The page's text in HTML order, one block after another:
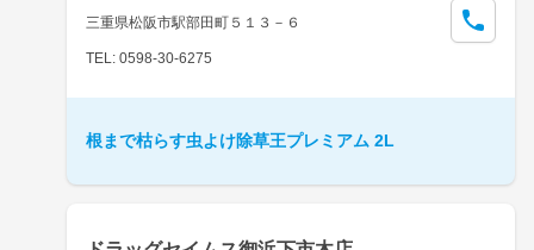
三重県松阪市駅部田町５１３－６
TEL: 0598-30-6275
根まで枯らす虫よけ除草王プレミアム 2L